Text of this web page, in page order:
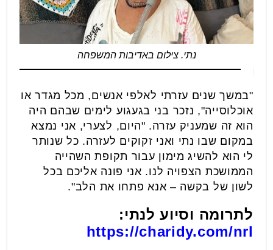
נתי. צילום באדיבות המשפחה
"במשך שנים עזרתי לאלפי אנשים, מכל מגדר או
אוכלוסייה", נזכר בני בגעגוע לימים שבהם היה
הוא זה שמעניק עזרה. "היום, לצערי, אני נמצא
במקום שבו נתי ואני זקוקים לעזרה. כל שנותר
לי הוא להשיג מימון עבור תקופת השהייה
הממושכת הצפויה לנו. אני פונה אליכם בכל
לשון של בקשה – אנא פתחו את הלב".
לתרומה וסיוע לנתי:
https://charidy.com/nrl